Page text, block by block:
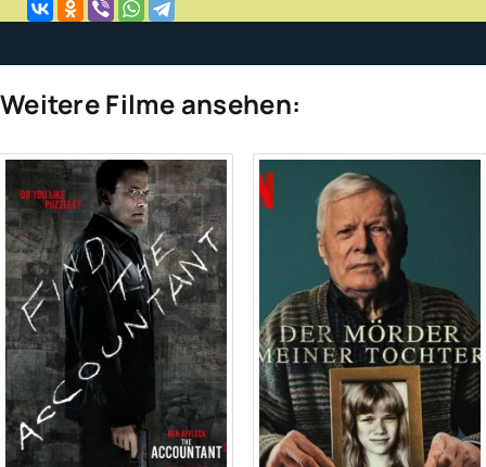
Weitere Filme ansehen: